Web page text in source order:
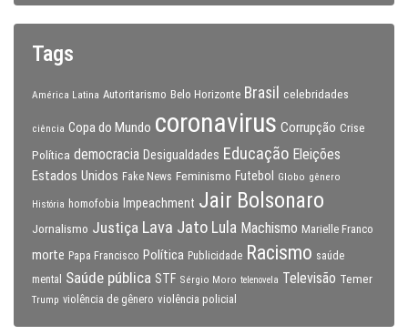
Tags
América Latina Autoritarismo Belo Horizonte Brasil celebridades
ciência Copa do Mundo coronavirus Corrupção Crise
Política democracia Desigualdades Educação Eleições
Estados Unidos Fake News Feminismo Futebol Globo gênero
História homofobia Impeachment Jair Bolsonaro
Jornalismo Justiça Lava Jato Lula Machismo Marielle Franco
morte Papa Francisco Política Publicidade Racismo saúde
mental
Saúde pública STF Sérgio Moro telenovela Televisão Temer
Trump violência de gênero violência policial